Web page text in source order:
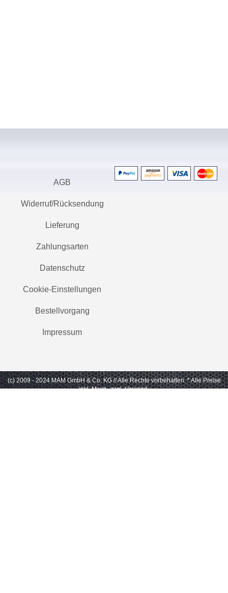
AGB
Widerruf/Rücksendung
Lieferung
Zahlungsarten
Datenschutz
Cookie-Einstellungen
Bestellvorgang
Impressum
(c) 2009 - 2024 MAM GmbH & Co. KG // Alle Rechte vorbehalten. * Alle Preise
inkl. Mwst., zzgl. Versand.